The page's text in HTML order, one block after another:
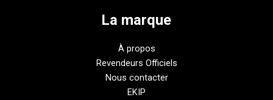
La marque
À propos
Revendeurs Officiels
Nous contacter
EKIP